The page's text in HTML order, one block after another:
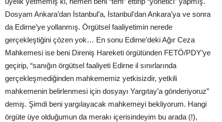
Dosyam Ankara’dan İstanbul’a, İstanbul’dan Ankara’ya ve sonra
da Edirne’ye yollanmış. Örgütsel faaliyetimin nerede
gerçekleştiğini çözen yok… En sonu Edirne’deki Ağır Ceza
Mahkemesi ise beni Direniş Hareketi örgütünden FETÖ/PDY’ye
geçirip, “sanığın örgütsel faaliyeti Edirne il sınırlarında
gerçekleşmediğinden mahkememiz yetkisizdir, yetkili
mahkemenin belirlenmesi için dosyayı Yargıtay’a gönderiyoruz”
demiş. Şimdi beni yargılayacak mahkemeyi bekliyorum. Hangi
örgüte üye olduğumun da merakı içerisindeyim bu arada (!),